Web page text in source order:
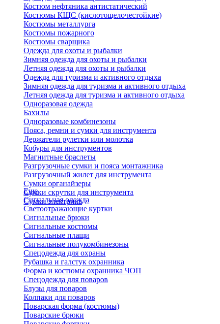
Костюм нефтяника антистатический
Костюмы КЩС (кислотощелочестойкие)
Костюмы металлурга
Костюмы пожарного
Костюмы сварщика
Одежда для охоты и рыбалки
Зимняя одежда для охоты и рыбалки
Летняя одежда для охоты и рыбалки
Одежда для туризма и активного отдыха
Зимняя одежда для туризма и активного отдыха
Летняя одежда для туризма и активного отдыха
Одноразовая одежда
Бахилы
Одноразовые комбинезоны
Пояса, ремни и сумки для инструмента
Держатели рулетки или молотка
Кобуры для инструментов
Магнитные браслеты
Разгрузочные сумки и пояса монтажника
Разгрузочный жилет для инструмента
Сумки органайзеры
Сумки скрутки для инструмента
Сумки электрика
Еще
Сигнальная одежда
Светоотражающие куртки
Сигнальные брюки
Сигнальные костюмы
Сигнальные плащи
Сигнальные полукомбинезоны
Спецодежда для охраны
Рубашка и галстук охранника
Форма и костюмы охранника ЧОП
Спецодежда для поваров
Блузы для поваров
Колпаки для поваров
Поварская форма (костюмы)
Поварские брюки